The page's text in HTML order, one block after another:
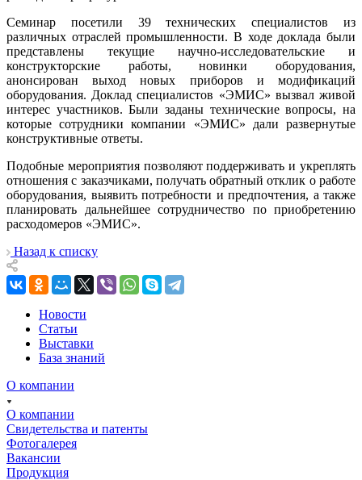
Семинар посетили 39 технических специалистов из
различных отраслей промышленности. В ходе доклада были
представлены текущие научно-исследовательские и
конструкторские работы, новинки оборудования,
анонсирован выход новых приборов и модификаций
оборудования. Доклад специалистов «ЭМИС» вызвал живой
интерес участников. Были заданы технические вопросы, на
которые сотрудники компании «ЭМИС» дали развернутые
конструктивные ответы.
Подобные мероприятия позволяют поддерживать и укреплять
отношения с заказчиками, получать обратный отклик о работе
оборудования, выявить потребности и предпочтения, а также
планировать дальнейшее сотрудничество по приобретению
расходомеров «ЭМИС».
Назад к списку
Новости
Статьи
Выставки
База знаний
О компании
О компании
Свидетельства и патенты
Фотогалерея
Вакансии
Продукция